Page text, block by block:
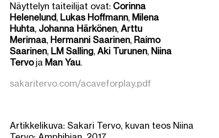
Näyttelyn taiteilijat ovat: Corinna
Helenelund, Lukas Hoffmann, Milena
Huhta, Johanna Härkönen, Arttu
Merimaa, Hermanni Saarinen, Raimo
Saarinen, LM Salling, Aki Turunen, Niina
Tervoja Man Yau.
sakaritervo.com/acaveforplay.pdf
Artikkelikuva: Sakari Tervo, kuvan teos Niina